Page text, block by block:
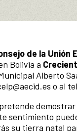
de la Unión
Bolivia a
Alberto
o al
sentimiento
su tierra natal